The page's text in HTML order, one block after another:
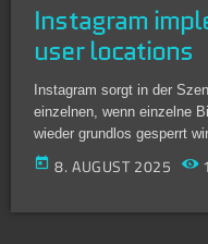
Instagram
user locations
Instagram sorgt in der
einzelnen, wenn einzelne
wieder grundlos gesperrt
großen Grund zur
mit Standorten der Nutzer
today 8. AUGUST 2025